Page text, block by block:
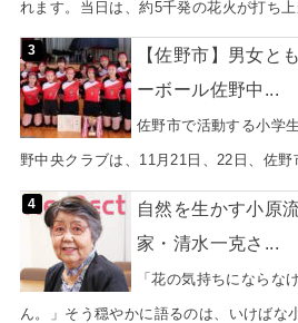
れます。当日は、約5千発の花火が打ち上
【佐野市】男女
ーボール佐野中...
佐野市で活動する小学
野中央クラブは、11月21日、22日、佐
自然を生かす小原
家・清水一克さ...
「花の気持ちにならな
ん。」そう穏やかに語るのは、いけばな